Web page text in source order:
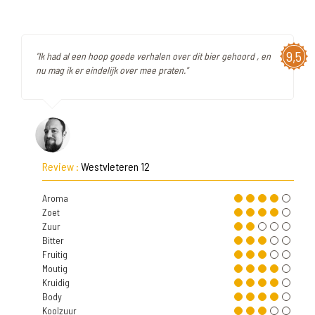
9,5
"Ik had al een hoop goede verhalen over dit bier gehoord , en
nu mag ik er eindelijk over mee praten."
Review : Westvleteren 12
Aroma
Zoet
Zuur
Bitter
Fruitig
Moutig
Kruidig
Body
Koolzuur